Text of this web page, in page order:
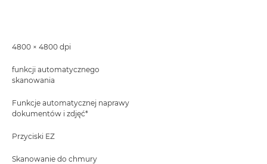
4800 × 4800 dpi
funkcji automatycznego
skanowania
Funkcje automatycznej naprawy
dokumentów i zdjęć*
Przyciski EZ
Skanowanie do chmury